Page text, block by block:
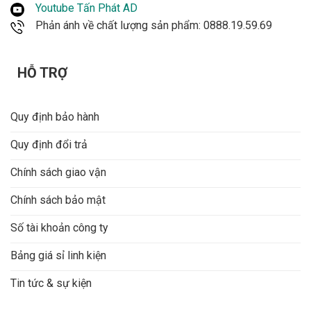
Youtube Tấn Phát AD
Phản ánh về chất lượng sản phẩm: 0888.19.59.69
HỖ TRỢ
Quy định bảo hành
Quy định đổi trả
Chính sách giao vận
Chính sách bảo mật
Số tài khoản công ty
Bảng giá sỉ linh kiện
Tin tức & sự kiện